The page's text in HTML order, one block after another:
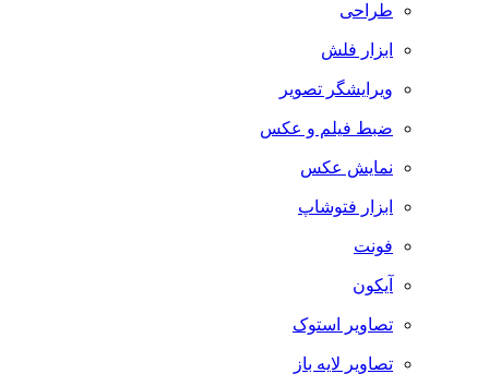
طراحی
ابزار فلش
ویرایشگر تصویر
ضبط فيلم و عكس
نمایش عکس
ابزار فتوشاپ
فونت
آیکون
تصاویر استوک
تصاویر لایه باز